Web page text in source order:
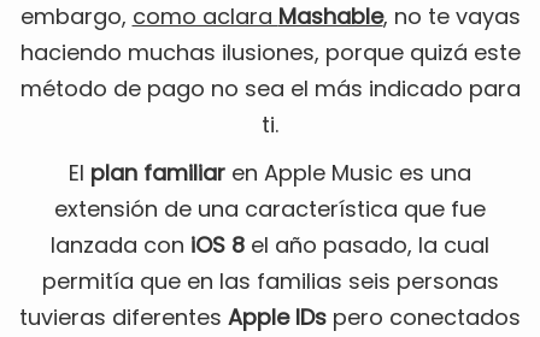
embargo, como aclara Mashable, no te vayas
haciendo muchas ilusiones, porque quizá este
método de pago no sea el más indicado para
ti.
El plan familiar en Apple Music es una
extensión de una característica que fue
lanzada con iOS 8 el año pasado, la cual
permitía que en las familias seis personas
tuvieras diferentes Apple IDs pero conectados